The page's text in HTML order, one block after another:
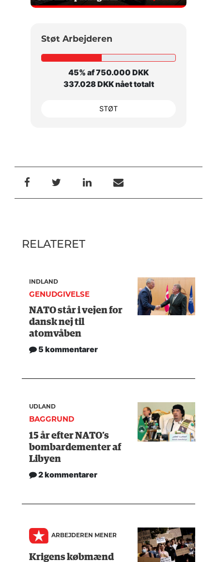
Støt Arbejderen
45% af 750.000 DKK
337.028 DKK nået totalt
STØT
RELATERET
INDLAND
GENUDGIVELSE
NATO står i vejen for
dansk nej til
atomvåben
5 kommentarer
UDLAND
BAGGRUND
15 år efter NATO’s
bombardementer af
Libyen
2 kommentarer
ARBEJDEREN MENER
Krigens købmænd